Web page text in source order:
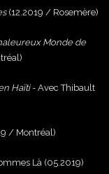
(12.2019 / Rosemère)
Monde de
Haïti- Avec Thibault
/ Montréal)
Là (05.2019)